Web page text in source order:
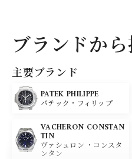
ブランドか
主要ブランド
PATEK PHILIPPE
パテック・フィリップ
VACHERON CONSTAN
TIN
ヴァシュロン ・コンスタ
ンタン